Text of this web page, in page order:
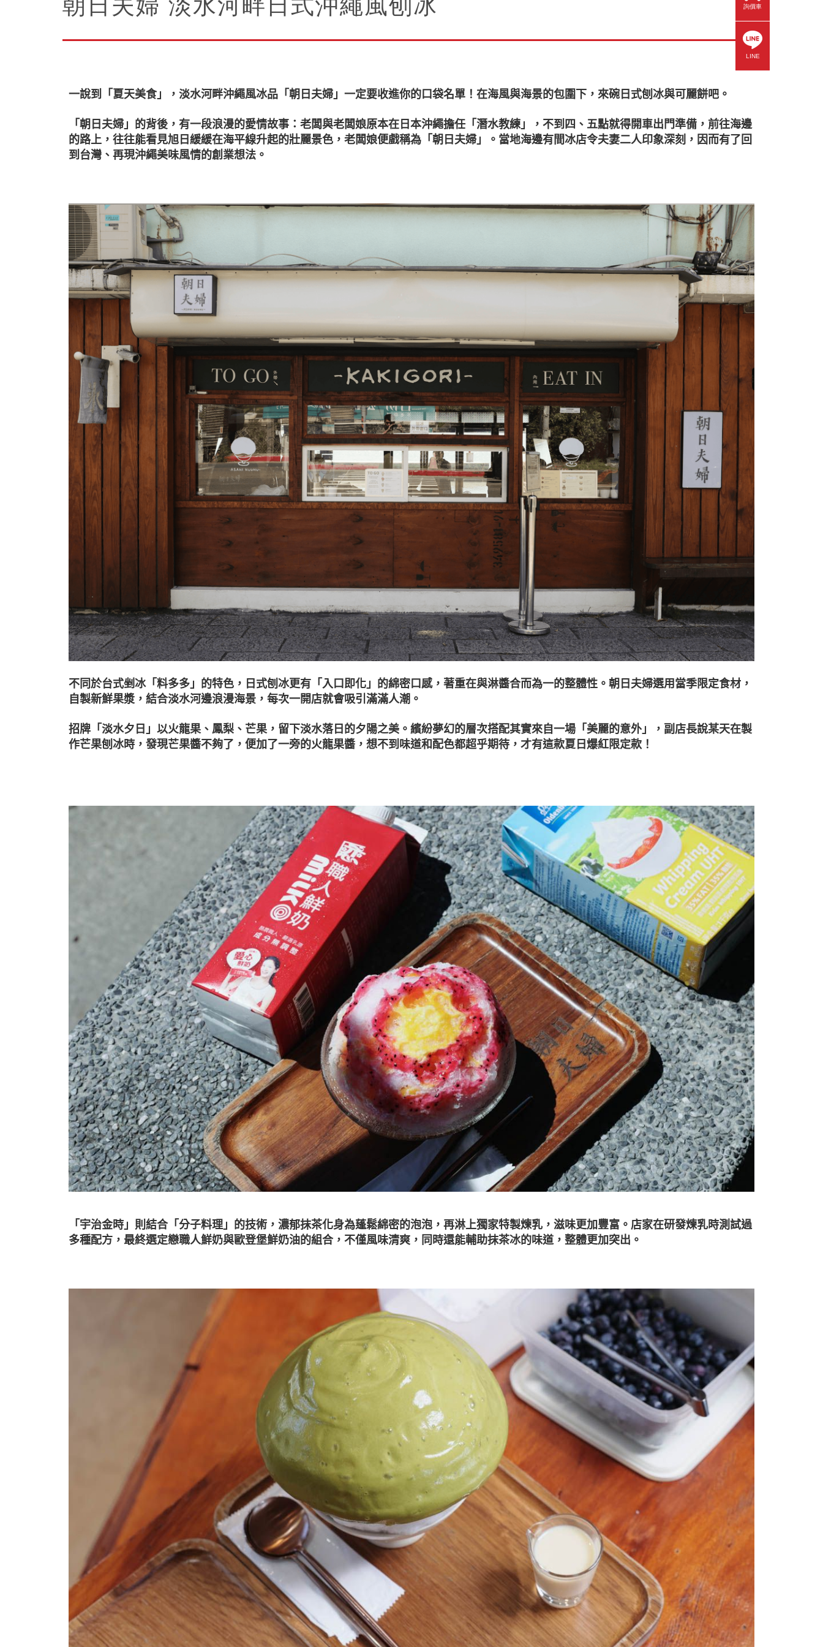
朝日夫婦 淡水河畔日式沖繩風刨冰
一說到「夏天美食」，淡水河畔沖繩風冰品「朝日夫婦」一定要收進你的口袋名單！在海風與海景的包圍下，來碗日式刨冰與可麗餅吧。
「朝日夫婦」的背後，有一段浪漫的愛情故事：老闆與老闆娘原本在日本沖繩擔任「潛水教練」，不到四、五點就得開車出門準備，前往海邊
的路上，往往能看見旭日緩緩在海平線升起的壯麗景色，老闆娘便戲稱為「朝日夫婦」。當地海邊有間冰店令夫妻二人印象深刻，因而有了回
到台灣、再現沖繩美味風情的創業想法。
不同於台式剉冰「料多多」的特色，日式刨冰更有「入口即化」的綿密口感，著重在與淋醬合而為一的整體性。朝日夫婦選用當季限定食材，
自製新鮮果漿，結合淡水河邊浪漫海景，每次一開店就會吸引滿滿人潮。
招牌「淡水夕日」以火龍果、鳳梨、芒果，留下淡水落日的夕陽之美。繽紛夢幻的層次搭配其實來自一場「美麗的意外」，副店長說某天在製
作芒果刨冰時，發現芒果醬不夠了，便加了一旁的火龍果醬，想不到味道和配色都超乎期待，才有這款夏日爆紅限定款！
「宇治金時」則結合「分子料理」的技術，濃郁抹茶化身為蓬鬆綿密的泡泡，再淋上獨家特製煉乳，滋味更加豐富。店家在研發煉乳時測試過
多種配方，最終選定戀職人鮮奶與歐登堡鮮奶油的組合，不僅風味清爽，同時還能輔助抹茶冰的味道，整體更加突出。
詢價車
LINE